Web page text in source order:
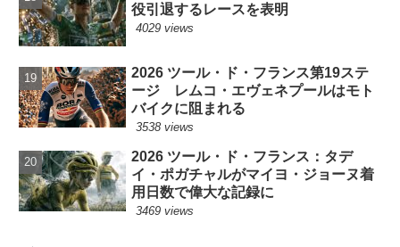
役引退するレースを表明
4029 views
2026 ツール・ド・フランス第19ステ
ージ レムコ・エヴェネプールはモト
バイクに阻まれる
3538 views
2026 ツール・ド・フランス：タデ
イ・ポガチャルがマイヨ・ジョーヌ着
用日数で偉大な記録に
3469 views